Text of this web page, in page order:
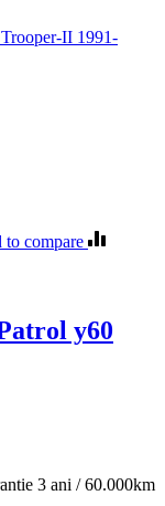
II 1991-
to compare
y60
3 ani / 60.000km